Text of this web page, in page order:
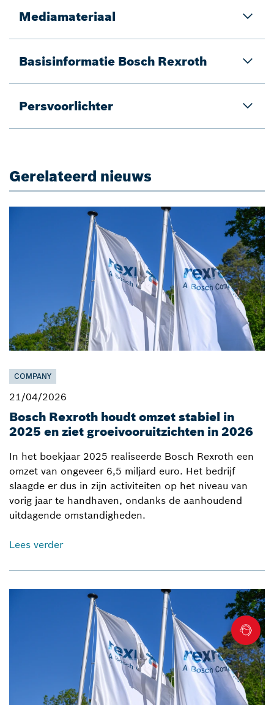
Mediamateriaal
Basisinformatie Bosch Rexroth
Persvoorlichter
Gerelateerd nieuws
COMPANY
21/04/2026
Bosch Rexroth houdt omzet stabiel in
2025 en ziet groeivooruitzichten in 2026
In het boekjaar 2025 realiseerde Bosch Rexroth een
omzet van ongeveer 6,5 miljard euro. Het bedrijf
slaagde er dus in zijn activiteiten op het niveau van
vorig jaar te handhaven, ondanks de aanhoudend
uitdagende omstandigheden.
Lees verder